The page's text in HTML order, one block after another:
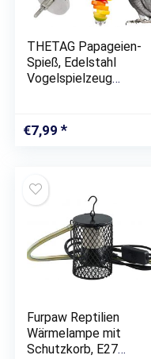
THETAG Papageien-
Spieß, Edelstahl
Vogelspielzeug
Aufsteckspindel
Nahrungsmittelfleisch
€7,99
Furpaw Reptilien
Wärmelampe mit
Schutzkorb, E27